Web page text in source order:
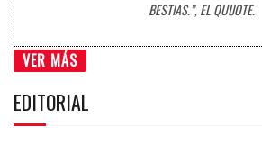
BESTIAS.”, EL QUIJOTE.
VER MÁS
EDITORIAL